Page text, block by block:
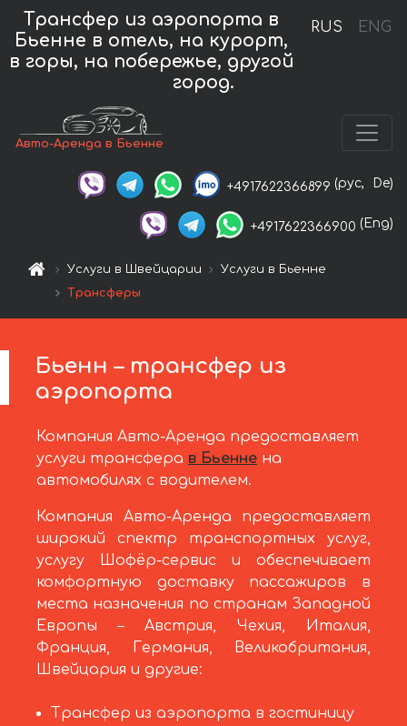
RUS ENG
Трансфер из аэропорта в
Бьенне в отель, на курорт,
в горы, на побережье, другой
город.
Авто-Аренда в Бьенне
+4917622366899 (рус, De)
+4917622366900 (Eng)
Услуги в Швейцарии
Услуги в Бьенне
Трансферы
Бьенн – трансфер из
аэропорта
Компания Авто-Аренда предоставляет
услуги трансфера в Бьенне на
автомобилях с водителем.
Компания Авто-Аренда предоставляет
широкий спектр транспортных услуг,
услугу Шофёр-сервис и обеспечивает
комфортную доставку пассажиров в
места назначения по странам Западной
Европы – Австрия, Чехия, Италия,
Франция, Германия, Великобритания,
Швейцария и другие:
Трансфер из аэропорта в гостиницу